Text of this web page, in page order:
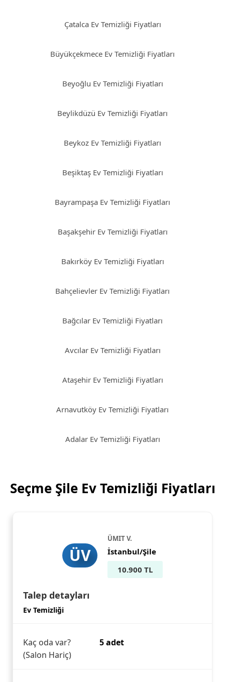
Çatalca Ev Temizliği Fiyatları
Büyükçekmece Ev Temizliği Fiyatları
Beyoğlu Ev Temizliği Fiyatları
Beylikdüzü Ev Temizliği Fiyatları
Beykoz Ev Temizliği Fiyatları
Beşiktaş Ev Temizliği Fiyatları
Bayrampaşa Ev Temizliği Fiyatları
Başakşehir Ev Temizliği Fiyatları
Bakırköy Ev Temizliği Fiyatları
Bahçelievler Ev Temizliği Fiyatları
Bağcılar Ev Temizliği Fiyatları
Avcılar Ev Temizliği Fiyatları
Ataşehir Ev Temizliği Fiyatları
Arnavutköy Ev Temizliği Fiyatları
Adalar Ev Temizliği Fiyatları
Seçme Şile Ev Temizliği Fiyatları
ÜV
ÜMIT V.
İstanbul/Şile
10.900 TL
Talep detayları
Ev Temizliği
Kaç oda var?
(Salon Hariç)
5 adet